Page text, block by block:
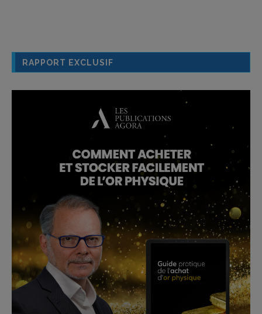
RAPPORT EXCLUSIF